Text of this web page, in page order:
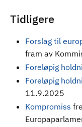
Tidligere
Forslag til
fram av
Foreløpig
Foreløpig
11.9.2025
Kompromiss